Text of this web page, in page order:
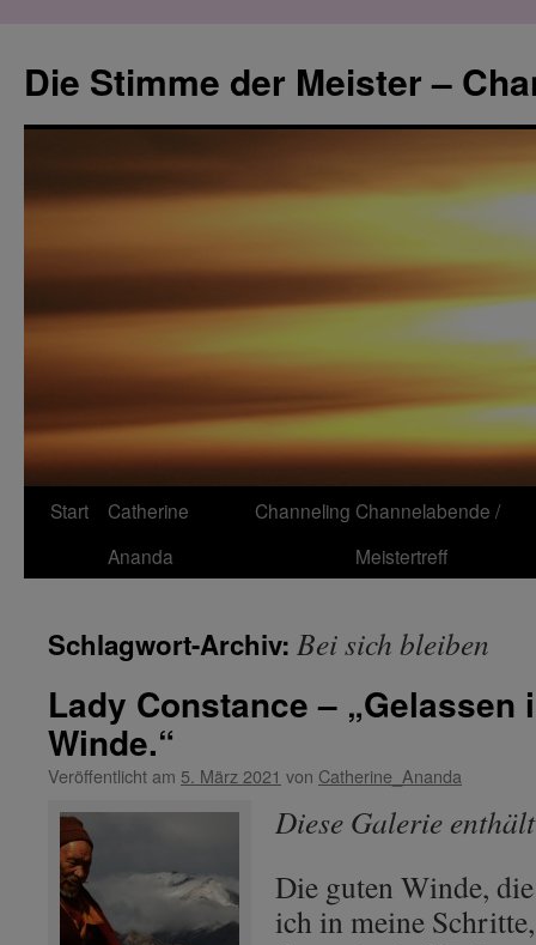
springen
Die Stimme der Meister –
Start
Catherine
Ananda
Channeling Channelabende /
Meistertreff
Schlagwort-Archiv: Bei sich bleiben
Lady Constance – „Gelassen
Winde.“
Veröffentlicht am 5. März 2021 von Catherine_Ananda
Diese Galerie
Die guten Winde,
ich in meine